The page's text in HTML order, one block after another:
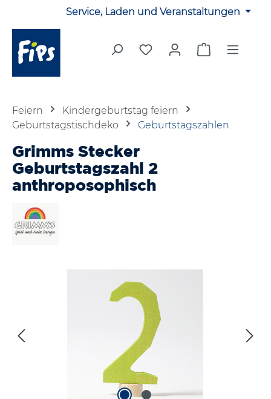
Zum Hauptinhalt springenService, Laden und Veranstaltungen
Du hast 0 Produkte auf
Warenkorb
Feiern
Kindergeburtstag feiern
Geburtstagstischdeko
Geburtstagszahlen
Grimms Stecker
Geburtstagszahl 2
anthroposophisch